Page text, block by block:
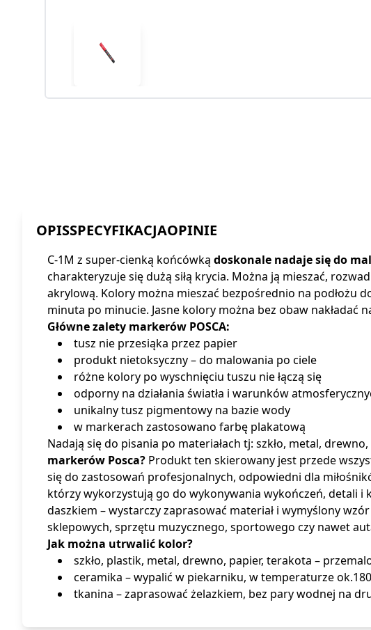
OPISSPECYFIKACJAOPINIE
C-1M z super-cienką końcówką doskonale nadaje się do
charakteryzuje się dużą siłą krycia. Można ją mieszać,
akrylową. Kolory można mieszać bezpośrednio na podłożu
minuta po minucie. Jasne kolory można bez obaw
Główne zalety markerów POSCA:
tusz nie przesiąka przez papier
produkt nietoksyczny – do malowania po ciele
różne kolory po wyschnięciu tuszu nie łączą się
odporny na działania światła i warunków
unikalny tusz pigmentowy na bazie wody
w markerach zastosowano farbę plakatową
Nadają się do pisania po materiałach tj: szkło, metal,
markerów Posca? Produkt ten skierowany jest przede
się do zastosowań profesjonalnych, odpowiedni dla
którzy wykorzystują go do wykonywania wykończeń, detali i
daszkiem – wystarczy zaprasować materiał i wymyślony
sklepowych, sprzętu muzycznego, sportowego czy nawet
Jak można utrwalić kolor?
szkło, plastik, metal, drewno, papier, terakota –
ceramika – wypalić w piekarniku, w temperaturze
tkanina – zaprasować żelazkiem, bez pary wodnej na